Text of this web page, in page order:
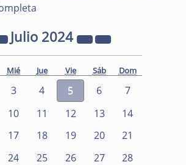
Julio 2024
Mié Jue Vie Sáb Dom
3 4 5 6
7
10 11 12 13
14
17 18 19 20
21
24 25 26 27
28